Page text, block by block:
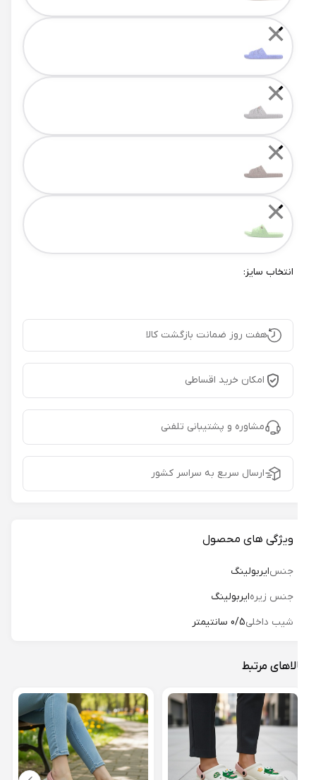
✕
✕
✕
✕
انتخاب سایز:
هفت روز ضمانت بازگشت کالا
امکان خرید اقساطی
مشاوره و پشتیبانی تلفنی
ارسال سریع به سراسر کشور
ویژگی های محصول
جنسایربولینگ
جنس زیره ایربولینگ
شیب داخلی0/5 سانتیمتر
مرتبط